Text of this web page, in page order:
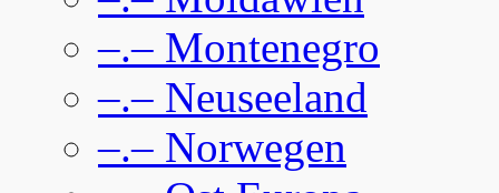
–.– Montenegro
–.– Neuseeland
–.– Norwegen